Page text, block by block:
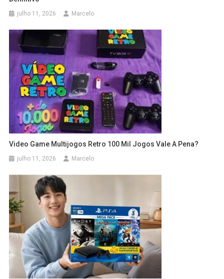
julho 11, 2026 Marcelo
Video Game Multijogos Retro 100 Mil Jogos Vale A Pena?
julho 11, 2026 Marcelo